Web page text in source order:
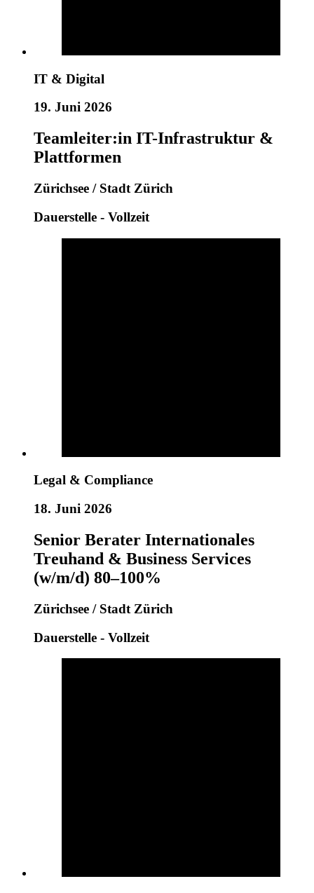
IT & Digital
19. Juni 2026
Teamleiter:in IT-Infrastruktur &
Plattformen
Zürichsee / Stadt Zürich
Dauerstelle - Vollzeit
Legal & Compliance
18. Juni 2026
Senior Berater Internationales
Treuhand & Business Services
(w/m/d) 80–100%
Zürichsee / Stadt Zürich
Dauerstelle - Vollzeit